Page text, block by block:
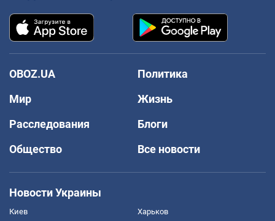
OBOZ.UA
Политика
Мир
Жизнь
Расследования
Блоги
Общество
Все новости
Новости Украины
Киев Харьков